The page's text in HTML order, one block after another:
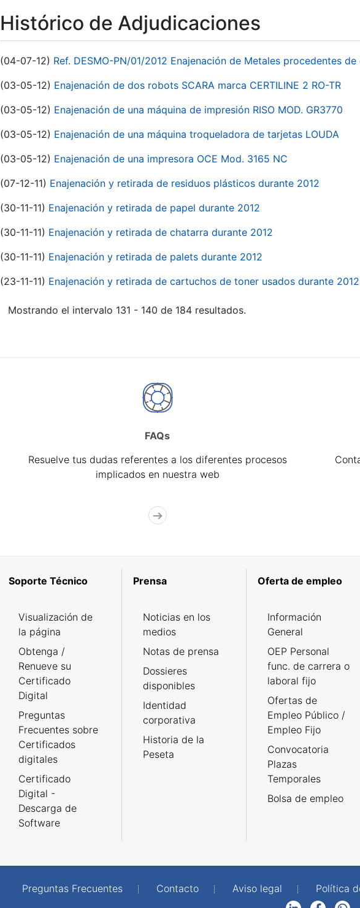
Histórico de Adjudicaciones
(04-07-12) Ref. DESMO-PN/01/2012 Enajenación de Metales procedentes
(03-05-12) Enajenación de dos robots SCARA marca CERTILINE 2 RO-TR
(03-05-12) Enajenación de una máquina de impresión RISO MOD. GR3770
(03-05-12) Enajenación de una máquina troqueladora de tarjetas LOUDA
(03-05-12) Enajenación de una impresora OCE Mod. 3165 NC
(07-12-11) Enajenación y retirada de residuos plásticos durante 2012
(30-11-11) Enajenación y retirada de papel durante 2012
(30-11-11) Enajenación y retirada de chatarra durante 2012
(30-11-11) Enajenación y retirada de palets durante 2012
(23-11-11) Enajenación y retirada de cartuchos de toner usados durante 2012
Mostrando el intervalo 131 - 140 de 184 resultados.
FAQs
Resuelve tus dudas referentes a los diferentes procesos
implicados en nuestra web
Soporte Técnico
Visualización de
la página
Obtenga /
Renueve su
Certificado
Digital
Preguntas
Frecuentes sobre
Certificados
digitales
Certificado
Digital -
Descarga de
Software
Prensa
Noticias en los
medios
Notas de prensa
Dossieres
disponibles
Identidad
corporativa
Historia de la
Peseta
Oferta de empleo
Información
General
OEP Personal
func. de carrera o
laboral fijo
Ofertas de
Empleo Público /
Empleo Fijo
Convocatoria
Plazas
Temporales
Bolsa de empleo
Preguntas Frecuentes Contacto Aviso legal Política